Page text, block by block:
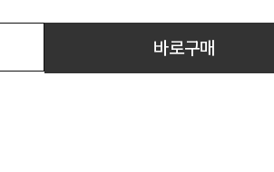
바로구매